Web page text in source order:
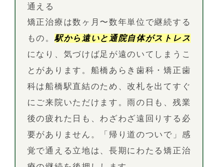
通える
矯正治療は数ヶ月〜数年単位で継続する
もの。駅から遠いと通院自体がストレス
になり、気づけば足が遠のいてしまうこ
とがあります。船橋あらき歯科・矯正歯
科は船橋駅直結のため、改札を出てすぐ
にご来院いただけます。雨の日も、残業
後の疲れた日も、わざわざ遠回りする必
要がありません。「帰り道のついで」感
覚で通える立地は、長期にわたる矯正治